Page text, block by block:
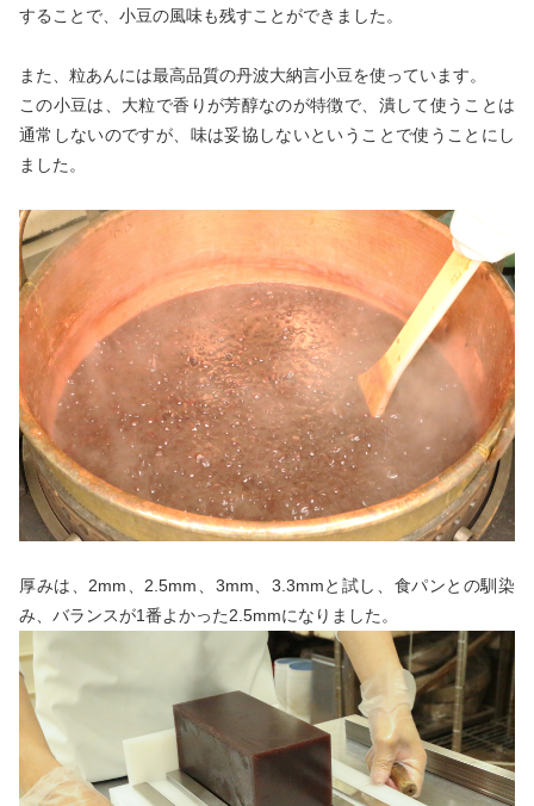
することで、小豆の風味も残すことができました。
また、粒あんには最高品質の丹波大納言小豆を使っています。
この小豆は、大粒で香りが芳醇なのが特徴で、潰して使うことは
通常しないのですが、味は妥協しないということで使うことにし
ました。
厚みは、2mm、2.5mm、3mm、3.3mmと試し、食パンとの馴染
み、バランスが1番よかった2.5mmになりました。